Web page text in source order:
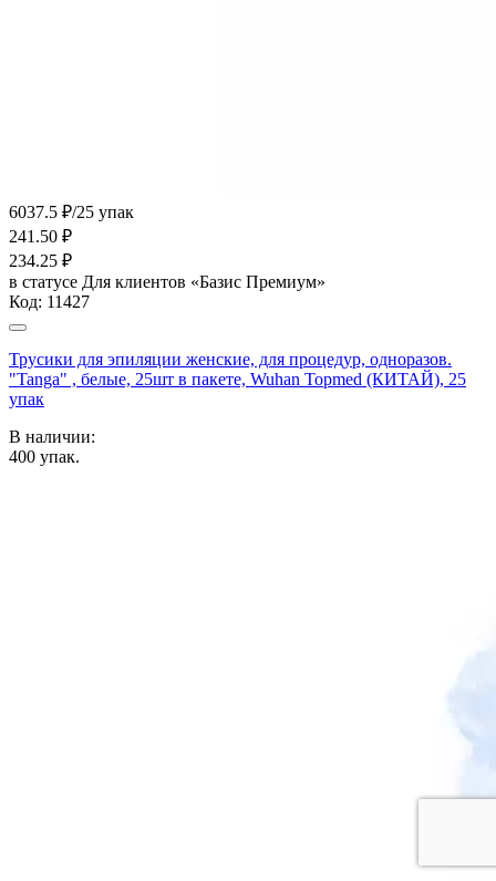
6037.5 ₽/25 упак
241.50 ₽
234.25 ₽
в статусе Для клиентов «Базис Премиум»
Код: 11427
Трусики для эпиляции женские, для процедур, одноразов.
"Tanga" , белые, 25шт в пакете, Wuhan Topmed (КИТАЙ), 25
упак
В наличии:
400 упак.